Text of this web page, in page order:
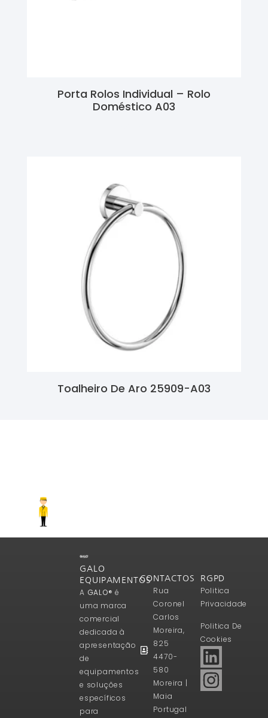
Porta Rolos Individual – Rolo
Doméstico A03
Toalheiro De Aro 25909-A03
GALO
EQUIPAMENTOS
A GALO® é
uma marca
comercial
dedicada à
apresentação
de
equipamentos
e soluções
específicos
para
CONTACTOS
Rua
Coronel
Carlos
Moreira,
825
4470-
580
Moreira |
Maia
Portugal
RGPD
Politica
Privacidade
Politica De
Cookies